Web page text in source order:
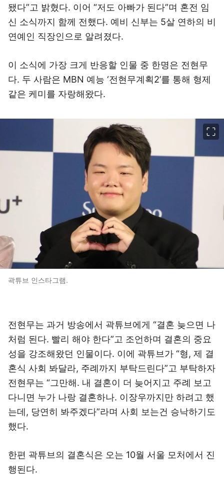
됐다”고 밝혔다. 이어 “저도 아빠가 된다”며 혼전 임
신 소식까지 함께 전했다. 예비 신부는 5살 연하의 비
연예인 직장인으로 알려졌다.
이 소식에 가장 크게 반응할 인물 중 한명은 전현무
다. 두 사람은 MBN 예능 ‘전현무계획2’를 통해 형제
같은 케미를 자랑해왔다.
곽튜브 인스타그램.
전현무는 과거 방송에서 곽튜브에게 “결혼 늦으면 나
처럼 된다. 빨리 해야 한다”고 조언하며 결혼의 중요
성을 강조해왔던 인물이다. 이에 곽튜브가 “형, 제 결
혼식 사회 봐달라, 주례까지 부탁드린다”고 부탁하자
전현무는 “그만해. 내 결혼이 더 늦어지고 주례 보고
다니면 누가 나랑 결혼하나. 이장우까지만 하려고 했
는데, 당연히 봐주겠다”라며 사회 보는건 승낙하기도
했다.
한편 곽튜브의 결혼식은 오는 10월 서울 모처에서 진
행된다.